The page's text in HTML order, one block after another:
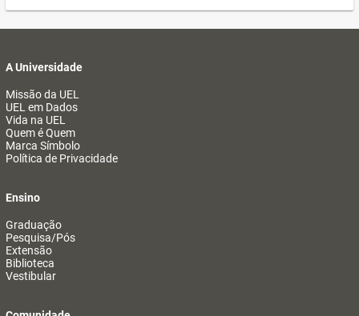
A Universidade
Missão da UEL
UEL em Dados
Vida na UEL
Quem é Quem
Marca Símbolo
Política de Privacidade
Ensino
Graduação
Pesquisa/Pós
Extensão
Biblioteca
Vestibular